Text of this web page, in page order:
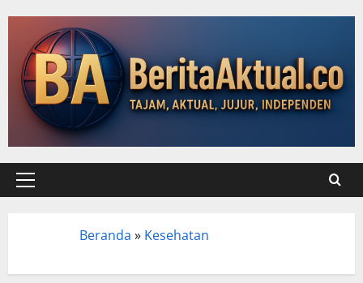
Beranda » Kesehatan